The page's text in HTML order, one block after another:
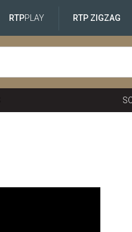
RTPPLAY RTP ZIGZAG